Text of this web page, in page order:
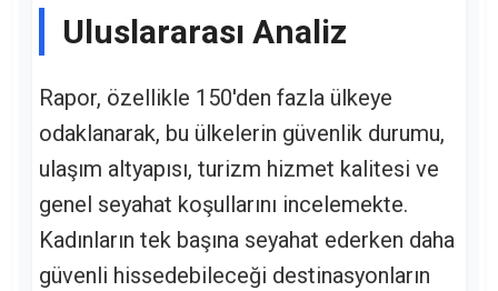
Uluslararası Analiz
Rapor, özellikle 150'den fazla ülkeye
odaklanarak, bu ülkelerin güvenlik durumu,
ulaşım altyapısı, turizm hizmet kalitesi ve
genel seyahat koşullarını incelemekte.
Kadınların tek başına seyahat ederken daha
güvenli hissedebileceği destinasyonların